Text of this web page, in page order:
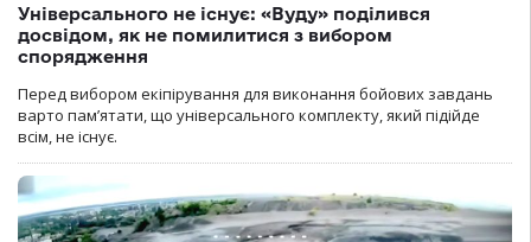
Універсального не існує: «Вуду» поділився
досвідом, як не помилитися з вибором
спорядження
Перед вибором екіпірування для виконання бойових завдань
варто пам’ятати, що універсального комплекту, який підійде
всім, не існує.